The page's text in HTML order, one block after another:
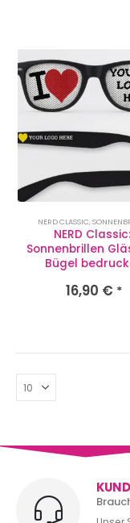
NERD CLASSIC,
NERD Classic:
Sonnenbrillen
Bügel
16,90 € *